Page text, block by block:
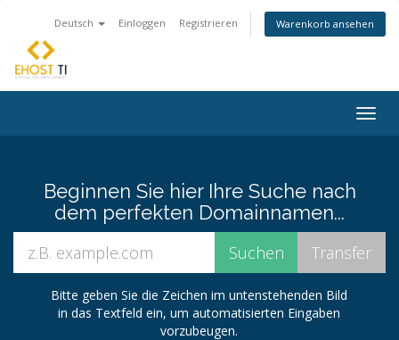
Deutsch Einloggen Registrieren Warenkorb ansehen
Beginnen Sie hier Ihre Suche nach
dem perfekten Domainnamen...
Bitte geben Sie die Zeichen im untenstehenden Bild
in das Textfeld ein, um automatisierten Eingaben
vorzubeugen.